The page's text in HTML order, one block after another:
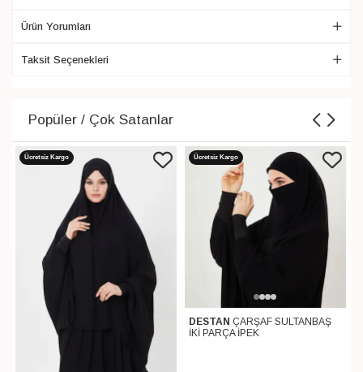
Ürün Yorumları
Taksit Seçenekleri
Popüler / Çok Satanlar
Ücretsiz Kargo Ücretsiz Kargo
DESTAN ÇARŞAF SULTANBAŞ
İKİ PARÇA İPEK